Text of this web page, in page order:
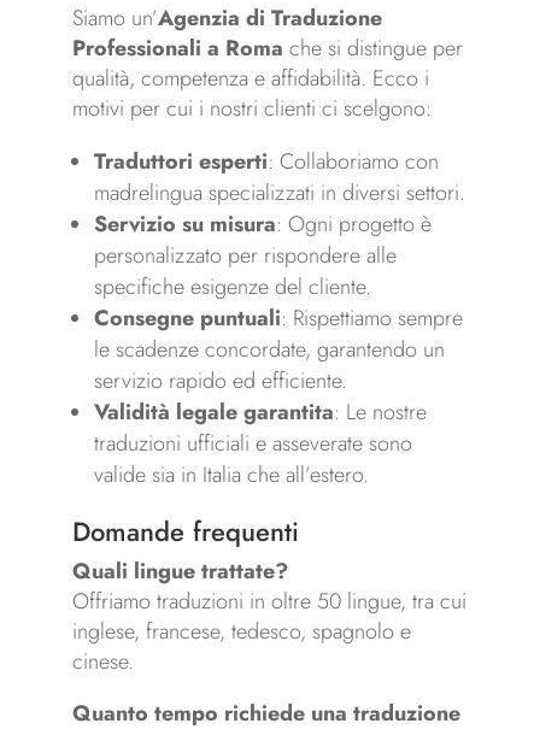
Siamo un’Agenzia di Traduzione
Professionali a Roma che si distingue per
qualità, competenza e affidabilità. Ecco i
motivi per cui i nostri clienti ci scelgono:
Traduttori esperti: Collaboriamo con
madrelingua specializzati in diversi settori.
Servizio su misura: Ogni progetto è
personalizzato per rispondere alle
specifiche esigenze del cliente.
Consegne puntuali: Rispettiamo sempre
le scadenze concordate, garantendo un
servizio rapido ed efficiente.
Validità legale garantita: Le nostre
traduzioni ufficiali e asseverate sono
valide sia in Italia che all’estero.
Domande frequenti
Quali lingue trattate?
Offriamo traduzioni in oltre 50 lingue, tra cui
inglese, francese, tedesco, spagnolo e
cinese.
Quanto tempo richiede una traduzione